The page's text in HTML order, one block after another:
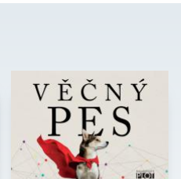
Rodney Habib, Dr. Karen
Shawová Beckerová
Edice:
Edukace
Počet
stran:
408